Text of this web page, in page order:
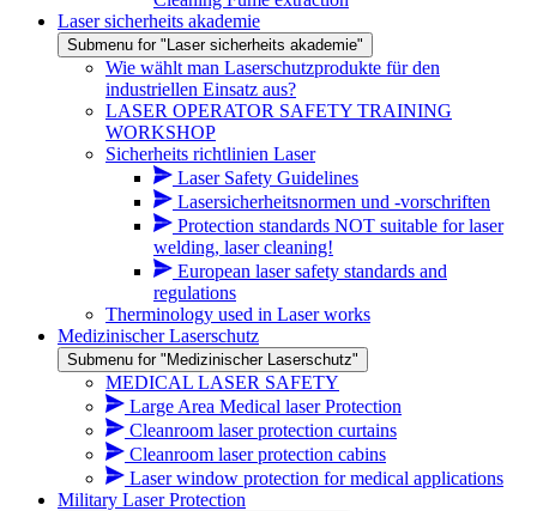
Laser sicherheits akademie
Submenu for "Laser sicherheits akademie"
Wie wählt man Laserschutzprodukte für den
industriellen Einsatz aus?
LASER OPERATOR SAFETY TRAINING
WORKSHOP
Sicherheits richtlinien Laser
Laser Safety Guidelines
Lasersicherheitsnormen und -vorschriften
Protection standards NOT suitable for laser
welding, laser cleaning!
European laser safety standards and
regulations
Therminology used in Laser works
Medizinischer Laserschutz
Submenu for "Medizinischer Laserschutz"
MEDICAL LASER SAFETY
Large Area Medical laser Protection
Cleanroom laser protection curtains
Cleanroom laser protection cabins
Laser window protection for medical applications
Military Laser Protection